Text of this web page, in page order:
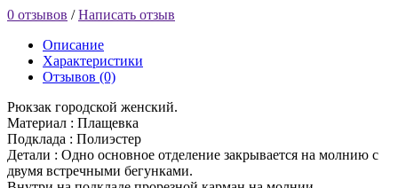
0 отзывов /Написать отзыв
Описание
Характеристики
Отзывов (0)
Рюкзак городской женский.
Материал : Плащевка
Подклада : Полиэстер
Детали : Одно основное отделение закрывается на молнию с
двумя встречными бегунками.